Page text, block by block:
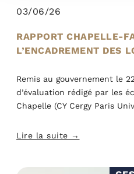
RAPPORT CHAPELLE-
L’ENCADREMENT DES
Remis au gouvernement le
d’évaluation rédigé par les
Chapelle (CY Cergy Paris
Lire la suite →
03/06/26